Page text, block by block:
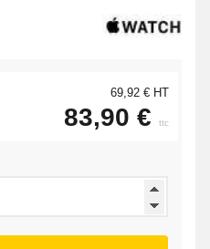
69,92 € HT
83,90 € ttc